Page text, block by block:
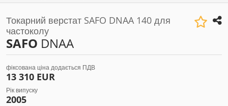
Токарний верстат SAFO DNAA 140 для
частоколу
SAFO DNAA
фіксована ціна додається ПДВ
13 310 EUR
Рік випуску
2005